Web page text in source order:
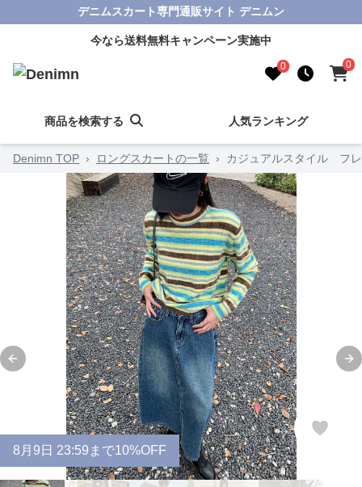
デニムスカート専門通販サイト デニムン
今なら送料無料キャンペーン実施中
0 0
商品を検索する 人気ランキング
Denimn TOP › ロングスカートの一覧 › カジュアルスタイル フ
Previous slide
8 月 9 日 23:59まで10%OFF